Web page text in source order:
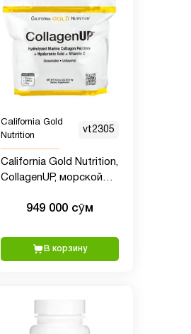
California Gold
Nutrition
vt2305
California Gold Nutrition,
CollagenUP, морской
гиалуроновой
C, с нейтральным
вкусом, 1 кг (2,2 фунта)
949 000 сӯм
В корзину